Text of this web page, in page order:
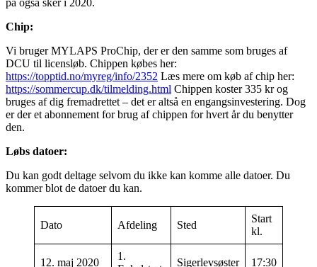
Chip:
Vi bruger MYLAPS ProChip, der er den samme som bruges af
DCU til licensløb. Chippen købes her:
https://topptid.no/myreg/info/2352 Læs mere om køb af chip her:
https://sommercup.dk/tilmelding.html Chippen koster 335 kr og
bruges af dig fremadrettet – det er altså en engangsinvestering. Dog
er der et abonnement for brug af chippen for hvert år du benytter
den.
Løbs datoer:
Du kan godt deltage selvom du ikke kan komme alle datoer. Du
kommer blot de datoer du kan.
Dato Afdeling Sted
Start
kl.
12. maj 2020
1.
Sigerlevsøster 17:30